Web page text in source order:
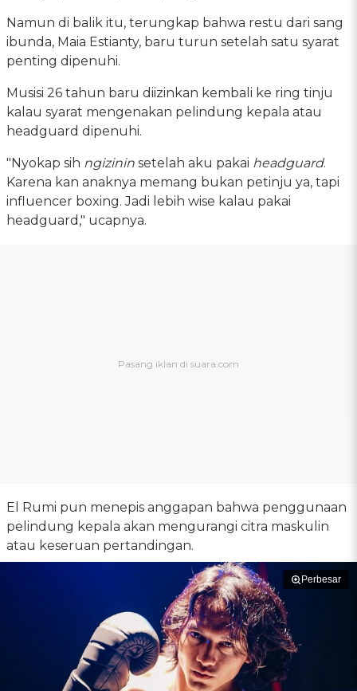
Namun di balik itu, terungkap bahwa restu dari sang
ibunda, Maia Estianty, baru turun setelah satu syarat
penting dipenuhi.
Musisi 26 tahun baru diizinkan kembali ke ring tinju
kalau syarat mengenakan pelindung kepala atau
headguard dipenuhi.
"Nyokap sih ngizinin setelah aku pakai headguard.
Karena kan anaknya memang bukan petinju ya, tapi
influencer boxing. Jadi lebih wise kalau pakai
headguard," ucapnya.
El Rumi pun menepis anggapan bahwa penggunaan
pelindung kepala akan mengurangi citra maskulin
atau keseruan pertandingan.
Perbesar